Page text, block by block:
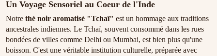
Un Voyage Sensoriel au Coeur de l'Inde
Notre thé noir aromatisé "Tchaï" est un hommage aux traditions
ancestrales indiennes. Le Tchaï, souvent consommé dans les rues
bondées de villes comme Delhi ou Mumbai, est bien plus qu'une
boisson. C'est une véritable institution culturelle, préparée avec